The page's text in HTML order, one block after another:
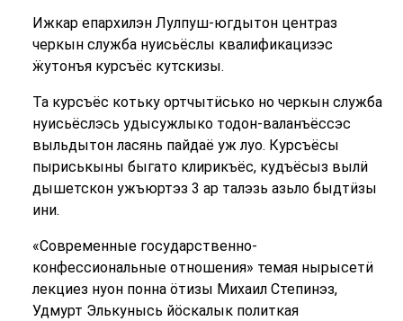
Ижкар епархилэн Лулпуш-югдытон центраз
черкын служба нуисьёслы квалификацизэс
ӝутонъя курсъёс кутскизы.
Та курсъёс котьку ортчытӥсько но черкын служба
нуисьёслэсь удысужлыко тодон-валанъёссэс
выльдытон ласянь пайдаё уж луо. Курсъёсы
пыриськыны быгато клирикъёс, кудъёсыз вылӥ
дышетскон ужъюртэз 3 ар талэзь азьло быдтӥзы
ини.
«Современные государственно-
конфессиональные отношения» темая нырысетӥ
лекциез нуон понна ӧтизы Михаил Степинэз,
Удмурт Элькунысь йӧскалык политкая